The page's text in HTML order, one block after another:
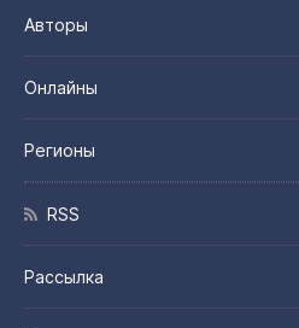
Авторы
Онлайны
Регионы
RSS
Рассылка